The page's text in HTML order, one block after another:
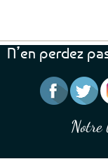
que je
des bons et beaux
à l’écoute :-)”
N’en perdez
Notre